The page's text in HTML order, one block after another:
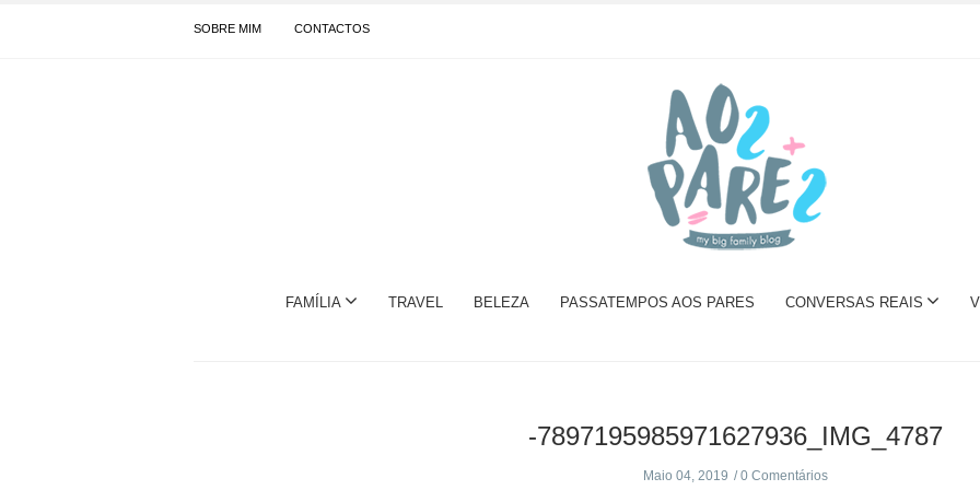
SOBRE MIM CONTACTOS
FAMÍLIA TRAVEL BELEZA PASSATEMPOS AOS PARES CONVERSAS REAIS
-7897195985971627936_IMG_4787
Maio 04, 2019 0 Comentários